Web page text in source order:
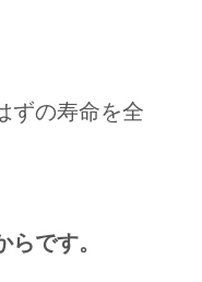
ずの寿命を全
です。